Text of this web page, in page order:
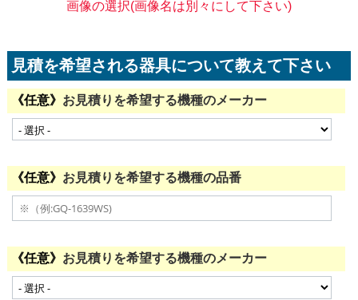
画像の選択(画像名は別々にして下さい)
見積を希望される器具について教えて下さい
お見積りを希望する機種のメーカー
お見積りを希望する機種の品番
お見積りを希望する機種のメーカー